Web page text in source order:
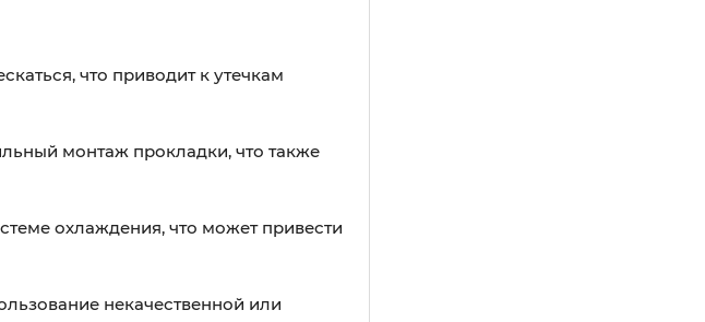
что приводит к утечкам
монтаж прокладки, что также
охлаждения, что может привести
некачественной или